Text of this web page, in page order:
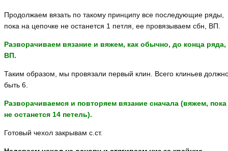
Продолжаем вязать по такому принципу все последующие ряды,
пока на цепочке не останется 1 петля, ее провязываем сбн, ВП.⠀
Разворачиваем вязание и вяжем, как обычно, до конца ряда,
ВП.
Таким образом, мы провязали первый клин. Всего клиньев
быть 6.
Разворачиваемся и повторяем вязание сначала (вяжем, пока
не останется 14 петель).⠀
Готовый чехол закрывам с.ст.⠀